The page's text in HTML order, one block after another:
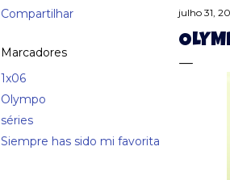
Compartilhar
Marcadores
1x06
Olympo
séries
Siempre has sido mi favorita
julho 31,